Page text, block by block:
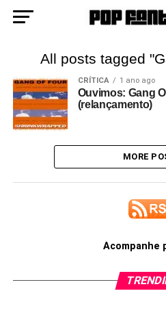
All posts tagged
CRÍTICA 1 ano ago
Ouvimos: Gang
(relançamento)
MORE
Acompanhe